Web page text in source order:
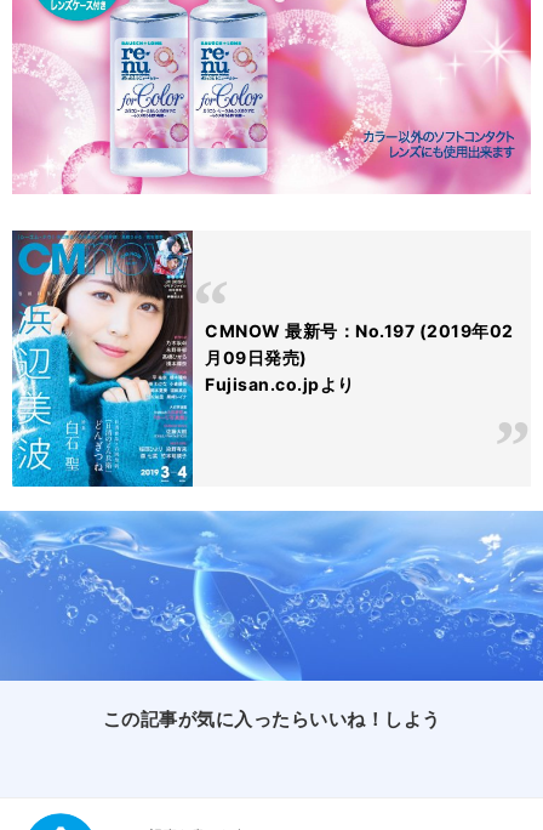
CMNOW 最新号：No.197 (2019年02
月09日発売)
Fujisan.co.jpより
この記事が気に入ったらいいね！しよう